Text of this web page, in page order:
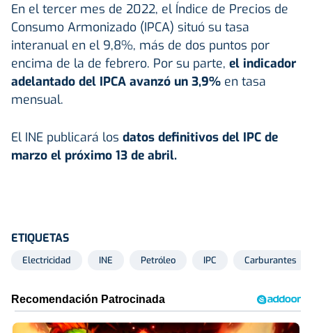
En el tercer mes de 2022, el Índice de Precios de
Consumo Armonizado (IPCA) situó su tasa
interanual en el 9,8%, más de dos puntos por
encima de la de febrero. Por su parte, el indicador
adelantado del IPCA avanzó un 3,9% en tasa
mensual.
El INE publicará los datos definitivos del IPC de
marzo el próximo 13 de abril.
ETIQUETAS
Electricidad INE Petróleo IPC Carburantes